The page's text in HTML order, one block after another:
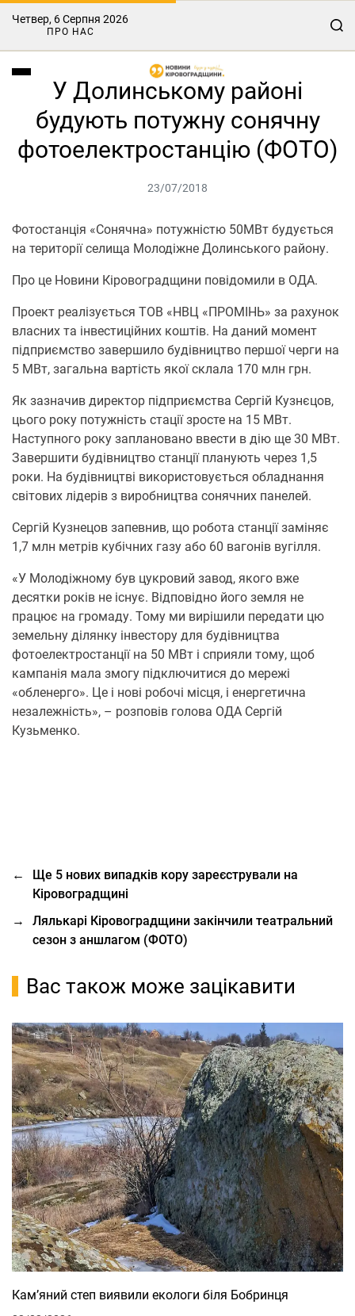
Четвер, 6 Серпня 2026
ПРО НАС
У Долинському районі
будують потужну сонячну
фотоелектростанцію (ФОТО)
23/07/2018
Фотостанція «Сонячна» потужністю 50МВт будується
на території селища Молодіжне Долинського району.
Про це Новини Кіровоградщини повідомили в ОДА.
Проект реалізується ТОВ «НВЦ «ПРОМІНЬ» за рахунок
власних та інвестиційних коштів. На даний момент
підприємство завершило будівництво першої черги на
5 МВт, загальна вартість якої склала 170 млн грн.
Як зазначив директор підприємства Сергій Кузнєцов,
цього року потужність стації зросте на 15 МВт.
Наступного року заплановано ввести в дію ще 30 МВт.
Завершити будівництво станції планують через 1,5
роки. На будівництві використовується обладнання
світових лідерів з виробництва сонячних панелей.
Сергій Кузнецов запевнив, що робота станції заміняє
1,7 млн метрів кубічних газу або 60 вагонів вугілля.
«У Молодіжному був цукровий завод, якого вже
десятки років не існує. Відповідно його земля не
працює на громаду. Тому ми вирішили передати цю
земельну ділянку інвестору для будівництва
фотоелектростанції на 50 МВт і сприяли тому, щоб
кампанія мала змогу підключитися до мережі
«обленерго». Це і нові робочі місця, і енергетична
незалежність», – розповів голова ОДА Сергій
Кузьменко.
←
Ще 5 нових випадків кору зареєстрували на
Кіровоградщині
→
Лялькарі Кіровоградщини закінчили театральний
сезон з аншлагом (ФОТО)
Вас також може зацікавити
Кам’яний степ виявили екологи біля Бобринця